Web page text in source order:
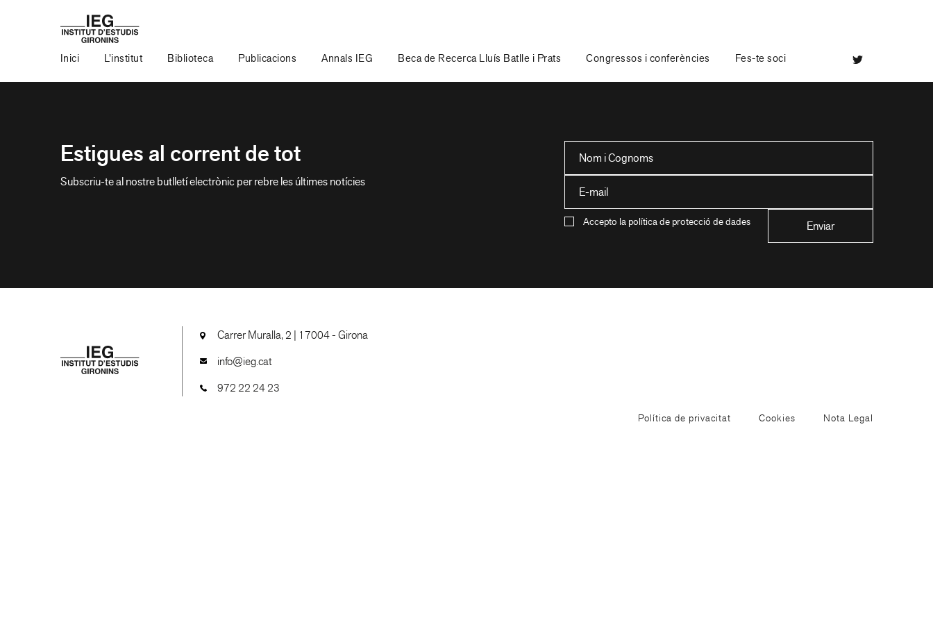
Inici L’institut Biblioteca Publicacions Annals IEG Beca de Recerca Lluís Batlle i Prats Congressos i conferències Fes-te soci
Estigues al corrent de tot
Subscriu-te al nostre butlletí electrònic per rebre les últimes notícies
Accepto la política de protecció de dades
Carrer Muralla, 2 | 17004 - Girona
info@ieg.cat
972 22 24 23
Política de privacitat Cookies Nota Legal